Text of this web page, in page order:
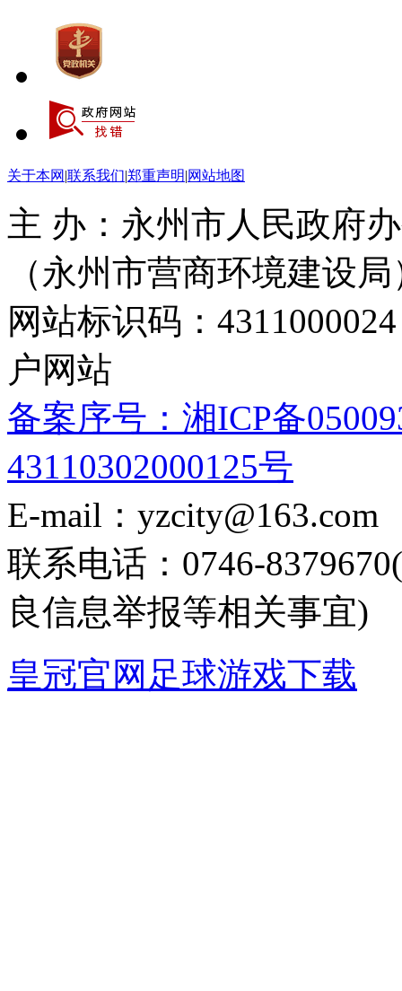
关于本网 |联系我们|郑重声明|网站地图
主 办：永州市人民政府
（永州市营商环境建设局
网站标识码：
户网站
备案序号：湘ICP备
43110302000125号
E-mail：yzcity@163.com
联系电话：0746-
良信息举报等相关事宜)
皇冠官网足球游戏下载